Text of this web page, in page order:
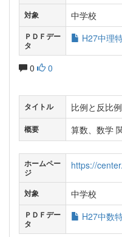
対象 中学校
ＰＤＦデー
タ
H27中理
0 0
タイトル 比例と反比例
概要 算数、数学
ホームペー
ジ
https://
対象 中学校
ＰＤＦデー
タ
H27中数